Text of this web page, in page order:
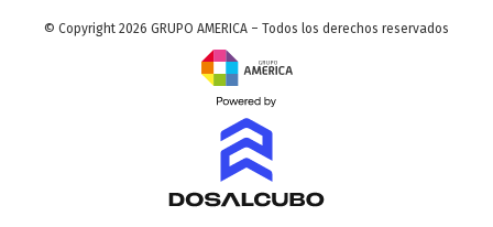
© Copyright 2026 GRUPO AMERICA – Todos los derechos reservados